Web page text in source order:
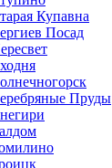
Купавна
Посад
Пруды